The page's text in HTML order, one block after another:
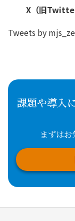
X（旧
Tweets by
課題や導入
まずはお